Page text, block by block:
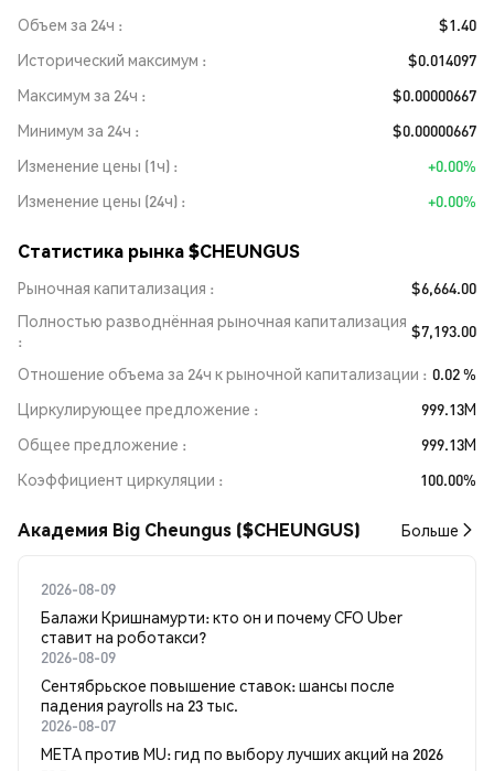
Объем за 24ч
$1.40
Исторический максимум
$0.014097
Максимум за 24ч
$0.00000667
Минимум за 24ч
$0.00000667
Изменение цены (1ч)
+0.00%
Изменение цены (24ч)
+0.00%
Статистика рынка $CHEUNGUS
Рыночная капитализация
$6,664.00
Полностью разводнённая рыночная капитализация $7,193.00
Отношение объема за 24ч к рыночной капитализации
0.02 %
Циркулирующее предложение
999.13M
Общее предложение
999.13M
Коэффициент циркуляции
100.00%
Академия Big Cheungus ($CHEUNGUS) Больше
2026-08-09
Балажи Кришнамурти: кто он и почему CFO Uber
ставит на роботакси?
2026-08-09
Сентябрьское повышение ставок: шансы после
падения payrolls на 23 тыс.
2026-08-07
META против MU: гид по выбору лучших акций на 2026